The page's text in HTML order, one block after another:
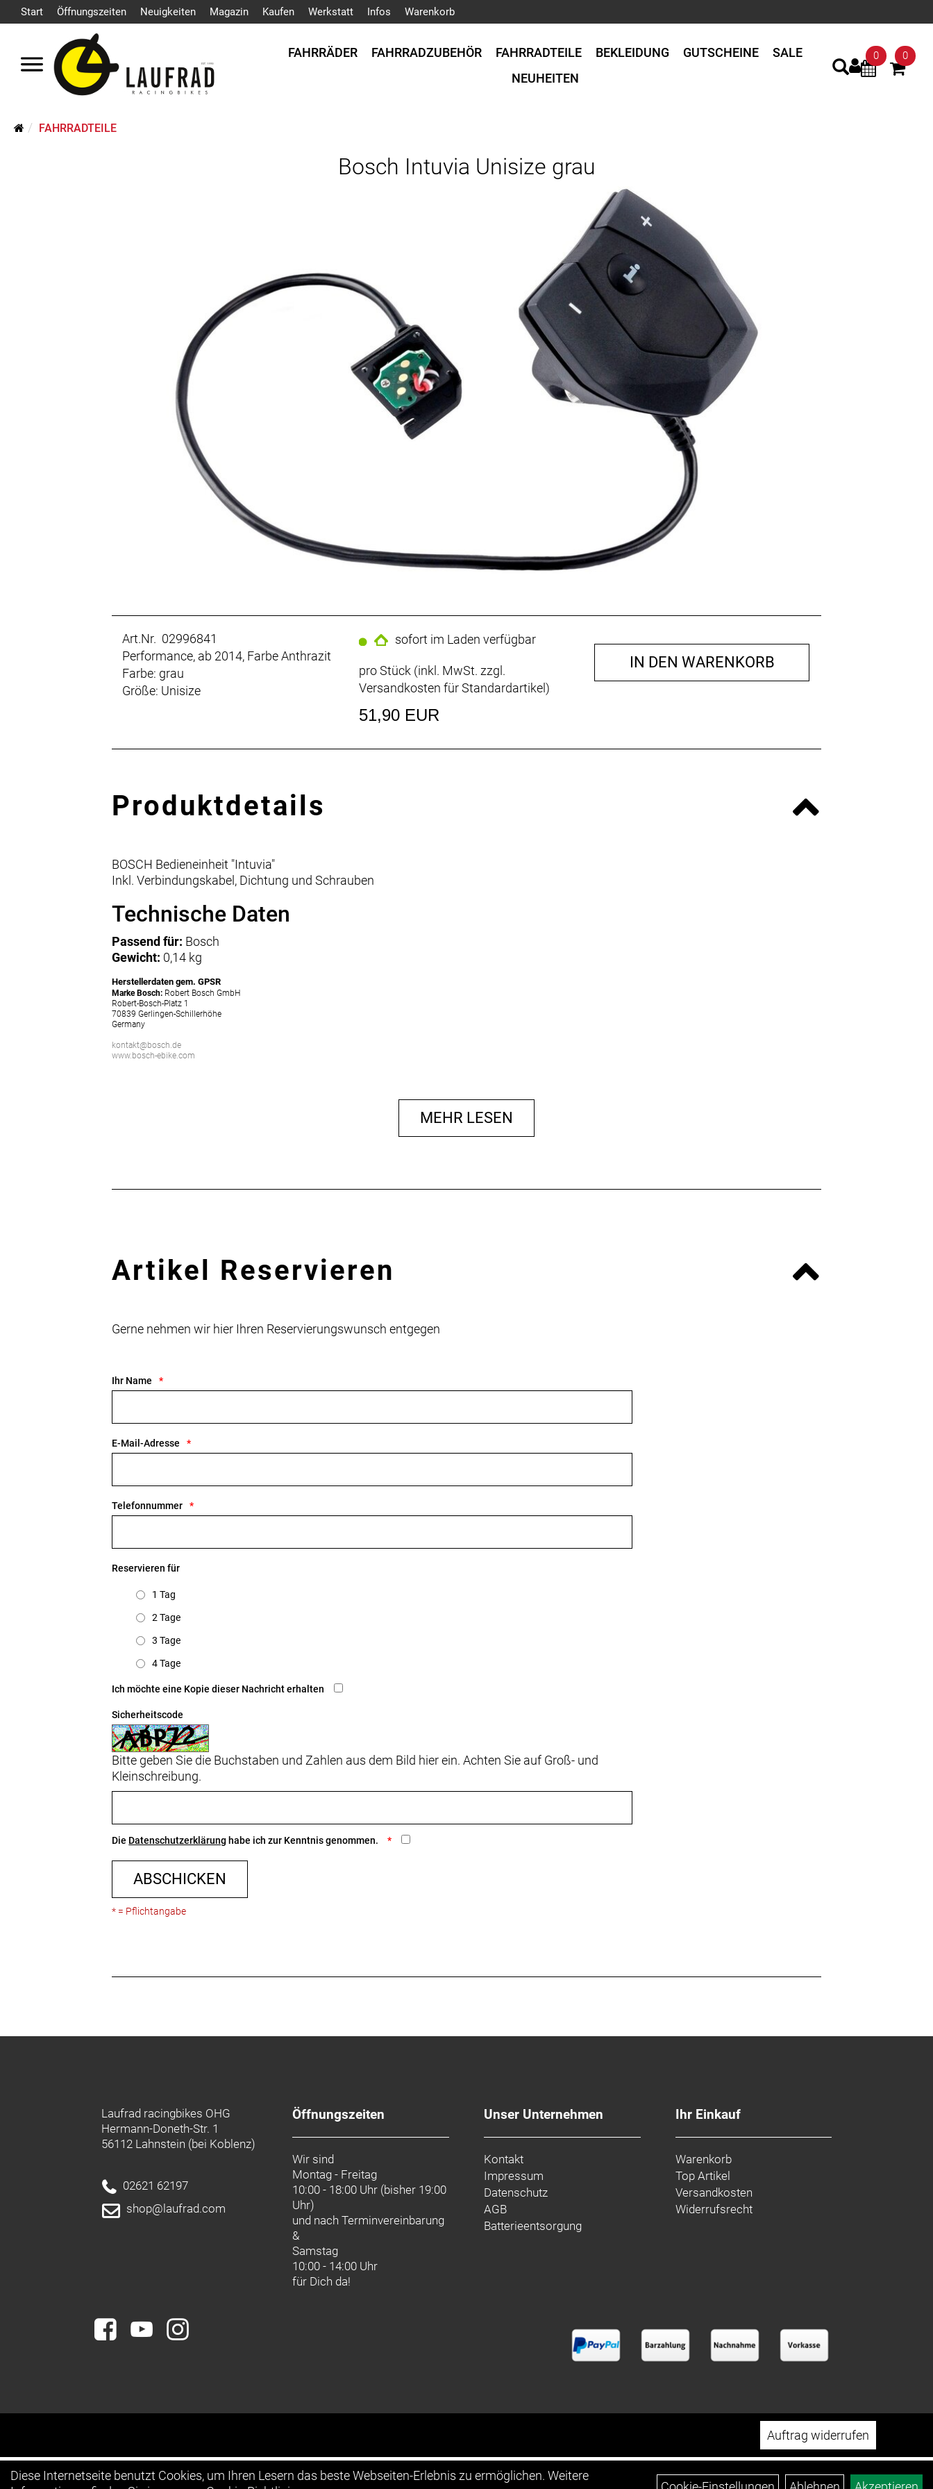
Start Öffnungszeiten Neuigkeiten Magazin Kaufen Werkstatt Infos Warenkorb
FAHRRÄDER FAHRRADZUBEHÖR FAHRRADTEILE BEKLEIDUNG GUTSCHEINE
SALE
NEUHEITEN
0 0
FAHRRADTEILE
Bosch Intuvia Unisize grau
Art.Nr. 02996841
Performance, ab 2014, Farbe Anthrazit
Farbe: grau
Größe: Unisize
sofort im Laden verfügbar
pro Stück (inkl. MwSt. zzgl.
Versandkosten für Standardartikel)
51,90 EUR
IN DEN WARENKORB
Produktdetails
BOSCH Bedieneinheit "Intuvia"
Inkl. Verbindungskabel, Dichtung und Schrauben
Technische Daten
Passend für: Bosch
Gewicht: 0,14 kg
Herstellerdaten gem. GPSR
Marke Bosch: Robert Bosch GmbH
Robert-Bosch-Platz 1
70839 Gerlingen-Schillerhöhe
Germany
kontakt@bosch.de
www.bosch-ebike.com
MEHR LESEN
Artikel Reservieren
Gerne nehmen wir hier Ihren Reservierungswunsch entgegen
Ihr Name
E-Mail-Adresse
Telefonnummer
Reservieren für
1 Tag
2 Tage
3 Tage
4 Tage
Ich möchte eine Kopie dieser Nachricht erhalten
Sicherheitscode
Bitte geben Sie die Buchstaben und Zahlen aus dem Bild hier ein. Achten Sie auf Groß- und
Kleinschreibung.
Die Datenschutzerklärung habe ich zur Kenntnis genommen.
ABSCHICKEN
* = Pflichtangabe
Laufrad racingbikes OHG
Hermann-Doneth-Str. 1
56112 Lahnstein (bei Koblenz)
02621 62197
shop@laufrad.com
Öffnungszeiten
Wir sind
Montag - Freitag
10:00 - 18:00 Uhr (bisher 19:00
Uhr)
und nachTerminvereinbarung
&
Samstag
10:00 - 14:00 Uhr
für Dich da!
Unser Unternehmen
Kontakt
Impressum
Datenschutz
AGB
Batterieentsorgung
Ihr Einkauf
Warenkorb
Top Artikel
Versandkosten
Widerrufsrecht
Diese Internetseite benutzt Cookies, um Ihren Lesern das beste Webseiten-Erlebnis zu ermöglichen. Weitere
Auftrag widerrufen